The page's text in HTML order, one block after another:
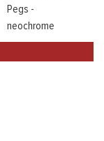
Pegs -
neochrome